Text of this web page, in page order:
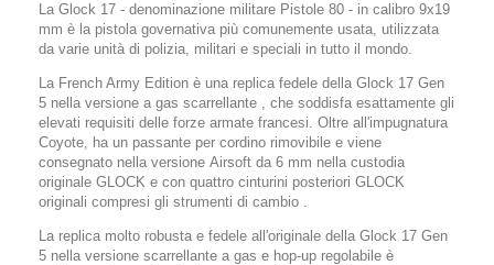
La Glock 17 - denominazione militare Pistole 80 - in calibro 9x19
mm è la pistola governativa più comunemente usata, utilizzata
da varie unità di polizia, militari e speciali in tutto il mondo.
La French Army Edition è una replica fedele della Glock 17 Gen
5 nella versione a gas scarrellante , che soddisfa esattamente gli
elevati requisiti delle forze armate francesi. Oltre all'impugnatura
Coyote, ha un passante per cordino rimovibile e viene
consegnato nella versione Airsoft da 6 mm nella custodia
originale GLOCK e con quattro cinturini posteriori GLOCK
originali compresi gli strumenti di cambio .
La replica molto robusta e fedele all'originale della Glock 17 Gen
5 nella versione scarrellante a gas e hop-up regolabile è